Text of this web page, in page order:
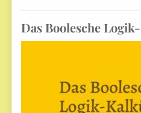
Das Boolesche